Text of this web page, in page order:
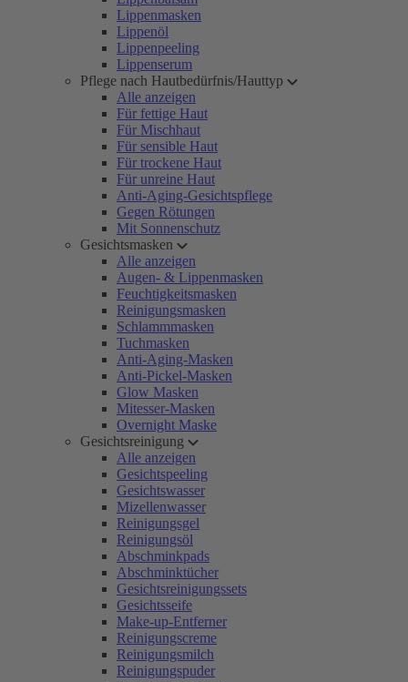
Lippenmasken
Lippenöl
Lippenpeeling
Lippenserum
Pflege nach Hautbedürfnis/Hauttyp
Alle anzeigen
Für fettige Haut
Für Mischhaut
Für sensible Haut
Für trockene Haut
Für unreine Haut
Anti-Aging-Gesichtspflege
Gegen Rötungen
Mit Sonnenschutz
Gesichtsmasken
Alle anzeigen
Augen- & Lippenmasken
Feuchtigkeitsmasken
Reinigungsmasken
Schlammmasken
Tuchmasken
Anti-Aging-Masken
Anti-Pickel-Masken
Glow Masken
Mitesser-Masken
Overnight Maske
Gesichtsreinigung
Alle anzeigen
Gesichtspeeling
Gesichtswasser
Mizellenwasser
Reinigungsgel
Reinigungsöl
Abschminkpads
Abschminktücher
Gesichtsreinigungssets
Gesichtsseife
Make-up-Entferner
Reinigungscreme
Reinigungsmilch
Reinigungspuder